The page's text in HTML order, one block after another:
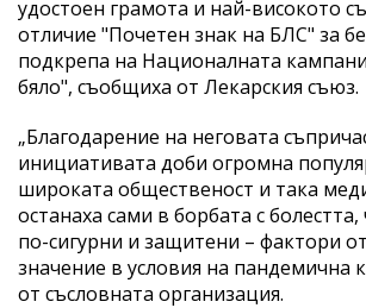
удостоен грамота и най-високото
отличие "Почетен знак на БЛС" за
подкрепа на Националната
бяло", съобщиха от Лекарския съюз.
„Благодарение на неговата
инициативата доби огромна
широката общественост и така
останаха сами в борбата с болестта,
по-сигурни и защитени – фактори
значение в условия на пандемична
от съсловната организация.